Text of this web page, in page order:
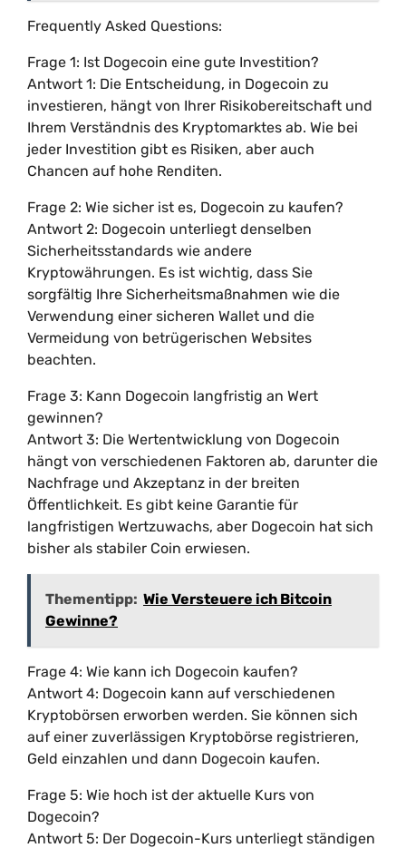
Frequently Asked Questions:
Frage 1: Ist Dogecoin eine gute Investition?
Antwort 1: Die Entscheidung, in Dogecoin zu
investieren, hängt von Ihrer Risikobereitschaft und
Ihrem Verständnis des Kryptomarktes ab. Wie bei
jeder Investition gibt es Risiken, aber auch
Chancen auf hohe Renditen.
Frage 2: Wie sicher ist es, Dogecoin zu kaufen?
Antwort 2: Dogecoin unterliegt denselben
Sicherheitsstandards wie andere
Kryptowährungen. Es ist wichtig, dass Sie
sorgfältig Ihre Sicherheitsmaßnahmen wie die
Verwendung einer sicheren Wallet und die
Vermeidung von betrügerischen Websites
beachten.
Frage 3: Kann Dogecoin langfristig an Wert
gewinnen?
Antwort 3: Die Wertentwicklung von Dogecoin
hängt von verschiedenen Faktoren ab, darunter die
Nachfrage und Akzeptanz in der breiten
Öffentlichkeit. Es gibt keine Garantie für
langfristigen Wertzuwachs, aber Dogecoin hat sich
bisher als stabiler Coin erwiesen.
Thementipp: Wie Versteuere ich Bitcoin
Gewinne?
Frage 4: Wie kann ich Dogecoin kaufen?
Antwort 4: Dogecoin kann auf verschiedenen
Kryptobörsen erworben werden. Sie können sich
auf einer zuverlässigen Kryptobörse registrieren,
Geld einzahlen und dann Dogecoin kaufen.
Frage 5: Wie hoch ist der aktuelle Kurs von
Dogecoin?
Antwort 5: Der Dogecoin-Kurs unterliegt ständigen